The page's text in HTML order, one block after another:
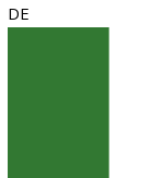
DE